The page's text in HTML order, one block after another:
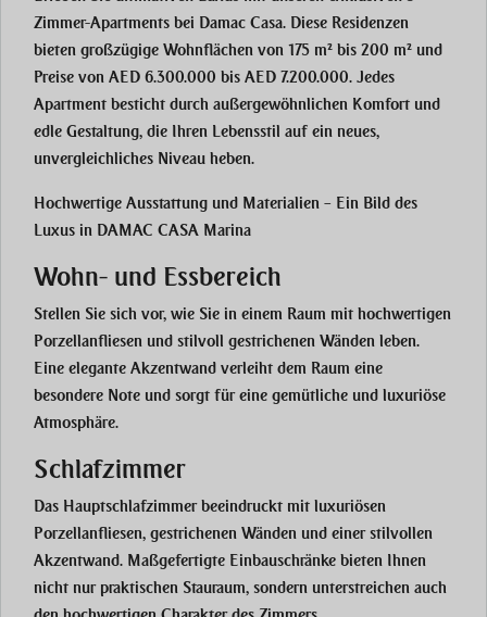
Zimmer-Apartments bei Damac Casa. Diese Residenzen
bieten großzügige Wohnflächen von 175 m² bis 200 m² und
Preise von AED 6.300.000 bis AED 7.200.000. Jedes
Apartment besticht durch außergewöhnlichen Komfort und
edle Gestaltung, die Ihren Lebensstil auf ein neues,
unvergleichliches Niveau heben.
Hochwertige Ausstattung und Materialien – Ein Bild des
Luxus in DAMAC CASA Marina
Wohn- und Essbereich
Stellen Sie sich vor, wie Sie in einem Raum mit hochwertigen
Porzellanfliesen und stilvoll gestrichenen Wänden leben.
Eine elegante Akzentwand verleiht dem Raum eine
besondere Note und sorgt für eine gemütliche und luxuriöse
Atmosphäre.
Schlafzimmer
Das Hauptschlafzimmer beeindruckt mit luxuriösen
Porzellanfliesen, gestrichenen Wänden und einer stilvollen
Akzentwand. Maßgefertigte Einbauschränke bieten Ihnen
nicht nur praktischen Stauraum, sondern unterstreichen auch